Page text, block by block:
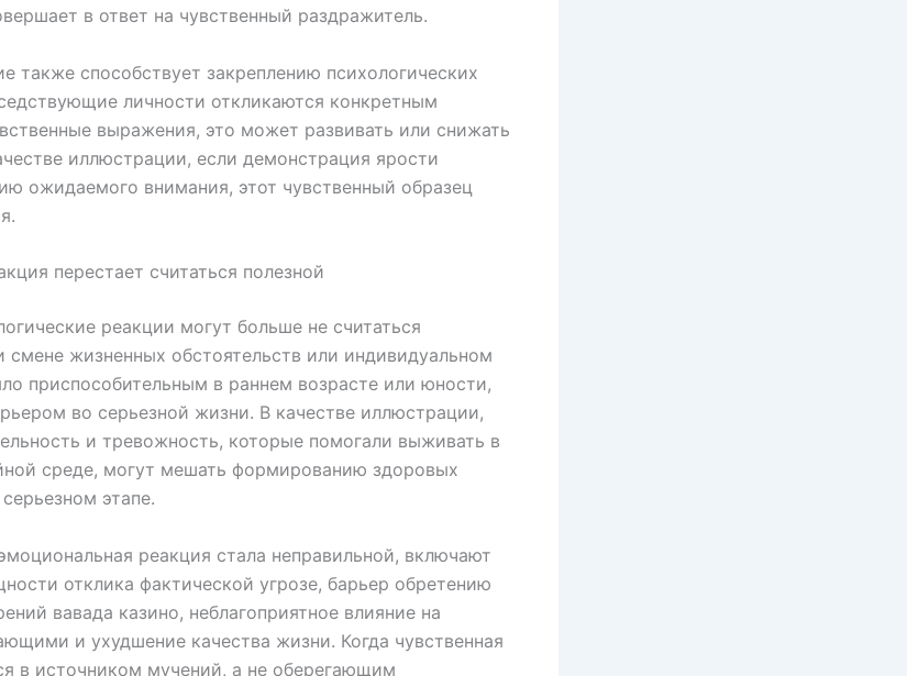
в ответ на чувственный раздражитель.
также способствует закреплению психологических
личности откликаются конкретным
выражения, это может развивать или снижать
иллюстрации, если демонстрация ярости
ожидаемого внимания, этот чувственный образец
перестает считаться полезной
реакции могут больше не считаться
смене жизненных обстоятельств или индивидуальном
приспособительным в раннем возрасте или юности,
во серьезной жизни. В качестве иллюстрации,
и тревожность, которые помогали выживать в
среде, могут мешать формированию здоровых
этапе.
реакция стала неправильной, включают
отклика фактической угрозе, барьер обретению
вавада казино, неблагоприятное влияние на
и ухудшение качества жизни. Когда чувственная
в источником мучений, а не оберегающим